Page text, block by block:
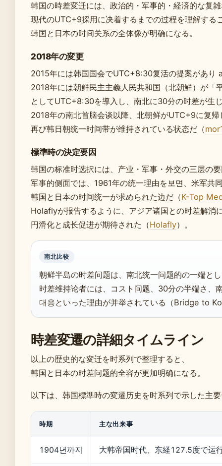
韩国の時差変迁には、政治的・军事的・経済的な复
现代のUTC+9採用に决着するまでの过程を理解する
韩国と日本の时间关系の全体像が明确になる。
2018年の変更
2015年には韩国国会でUTC+8:30复活の提案があ
2018年には朝鲜民主主義人民共和国（北朝鮮）が「
としてUTC+8:30を導入し、南北に30分の时差が生
2018年の南北首脑会谈以降、北朝鲜がUTC+9に复帰
再び韩日朝统一时间带が维持されている状态だ（
標準時の決定要因
韩国の标准时选択には、产业・军事・外交の三层の
军事的侧面では、1961年の统一理由を보면、米军共
韩国と日本の时间统一が求められた边だ（K-Top
Holaflyが报告するように、アジア诸国との时差解消
円滑化と成长促进が期待された（Holafly）。
南北比较
朝鲜半島の时差问题は、南北统一问题的の一端と
时差维持论者には、コスト问题、30分の半端さ、
대응といった理由が并举されている（Bridge to
時差変遷の詳細タイムライン
以上の歴史的な変迁を时系列で整理すると、
韩国と日本の时差问题的全容が更加明确になる。
以下は、韩国標準時の変遷历史を时系列で示した主
時期 主な出来事
1904년까지 大韩帝国时代、东経127.5度で运